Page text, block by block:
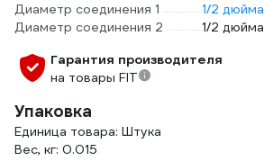
Диаметр соединения 1
1/2 дюйма
Диаметр соединения 2
1/2 дюйма
Гарантия производителя
на товары FIT
Упаковка
Единица товара: Штука
Вес, кг: 0.015